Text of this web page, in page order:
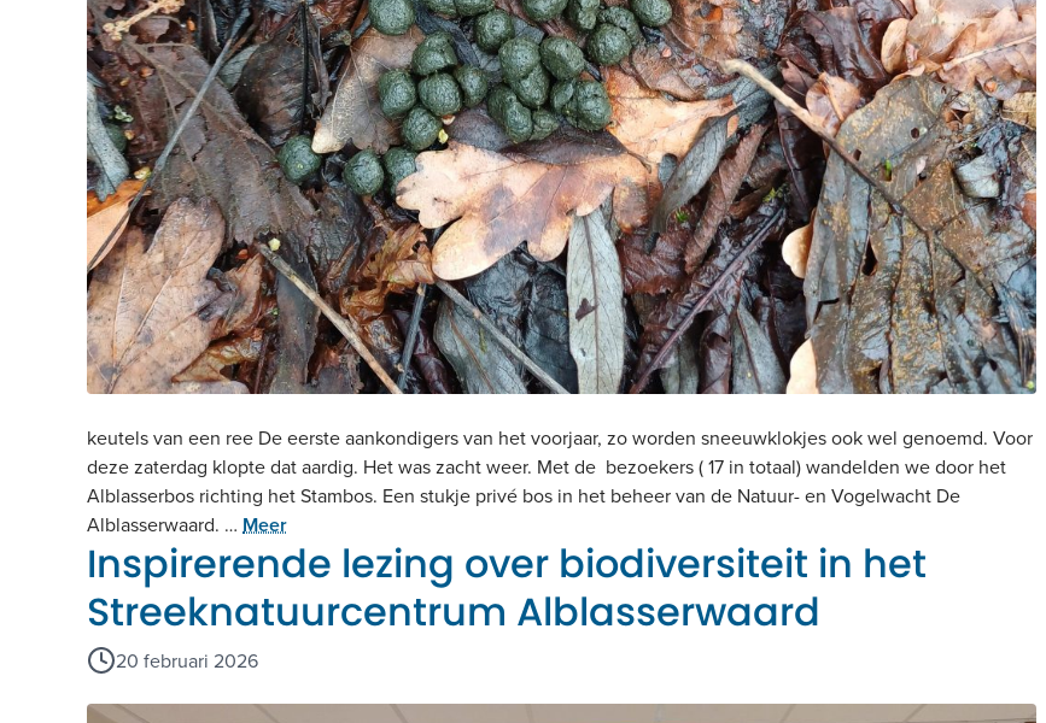
keutels van een ree De eerste aankondigers van het voorjaar, zo worden sneeuwklokjes ook wel genoemd. Voor
deze zaterdag klopte dat aardig. Het was zacht weer. Met de bezoekers ( 17 in totaal) wandelden we door het
Alblasserbos richting het Stambos. Een stukje privé bos in het beheer van de Natuur- en Vogelwacht De
Alblasserwaard. … Meer
Inspirerende lezing over biodiversiteit in het
Streeknatuurcentrum Alblasserwaard
20 februari 2026